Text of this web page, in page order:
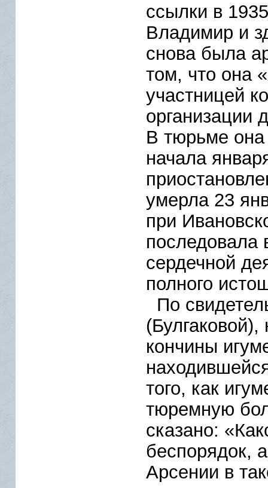
ссылки в
Владимир и
снова была
том, что она
участницей
организации
В тюрьме она
начала
умерла 23
при
последовала
сердечной
полного
По
кончины
того, как
тюремную
сказано:
беспорядок,
Арсении в